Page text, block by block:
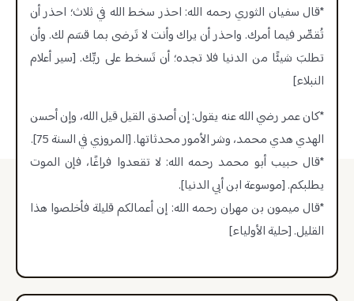
*قال سفيان الثوري رحمه الله: احذر سخط الله في ثلاث؛ احذر أن
تُقصِّر فيما أمرك. واحذر أن يراك وأنت لا تَرضى بما قسَم لك. وأن
تطلبَ شيئًا من الدنيا فلا تجده؛ أن تَسخط على ربِّك. [سير أعلام
النبلاء]
*كان عمر رضي الله عنه يقول: إن أصدق القيل قيل الله، وإن أحسن
الهدي هدي محمد، وشر الأمور محدثاتها. [المروزي في السنة 75].
*قال حبيب أبو محمد رحمه الله: لا تقعدوا فراغًا، فإن الموت
يطلبكم. [موسوعة ابن أبي الدنيا].
*قال ميمون بن مهران رحمه الله: إن أعمالكم قليلة فأخلصوا هذا
القليل. [حلية الأولياء]